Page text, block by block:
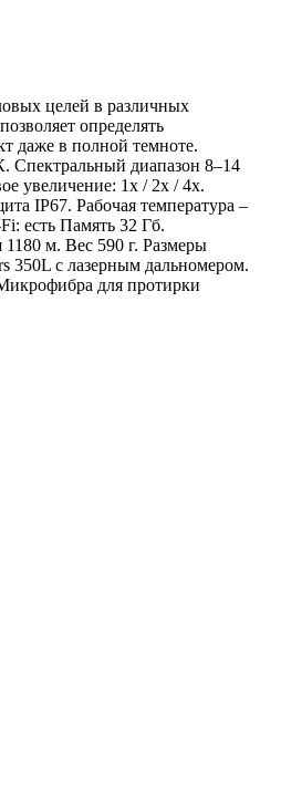
целей в различных
определять
даже в полной темноте.
Спектральный диапазон 8–14
увеличение: 1x / 2x / 4x.
IP67. Рабочая температура –
есть Память 32 Гб.
м. Вес 590 г. Размеры
350L с лазерным дальномером.
для протирки